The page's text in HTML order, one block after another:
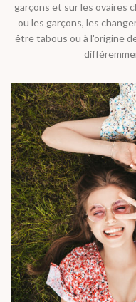
garçons et sur les ovaires
ou les garçons, les
être tabous ou à l'origine